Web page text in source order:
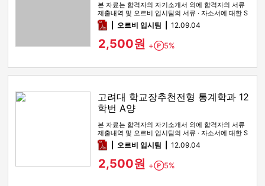
본 자료는 합격자의 자기소개서 외에 합격자의 서류
제출내역 및 오르비 입시팀의 서류 · 자소서에 대한 S
WOT 분석이 포함돼 …
pdf오르비 입시팀 12.09.04
2,500원 + Point
5%
고려대 학교장추천전형 통계학과 12
학번 A양
본 자료는 합격자의 자기소개서 외에 합격자의 서류
제출내역 및 오르비 입시팀의 서류 · 자소서에 대한 S
WOT 분석이 포함돼 …
pdf오르비 입시팀 12.09.04
2,500원 + Point
5%